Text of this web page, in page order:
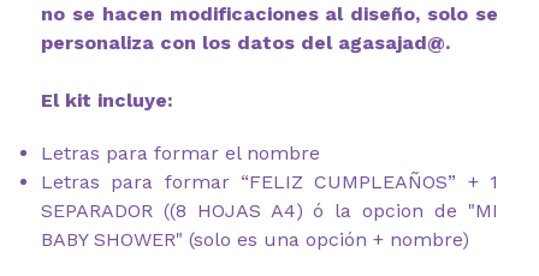
no se hacen modificaciones al diseño, solo se
personaliza con los datos del agasajad@.
El kit incluye:
Letras para formar el nombre
Letras para formar “FELIZ CUMPLEAÑOS” + 1
SEPARADOR ((8 HOJAS A4) ó la opcion de "MI
BABY SHOWER" (solo es una opción + nombre)